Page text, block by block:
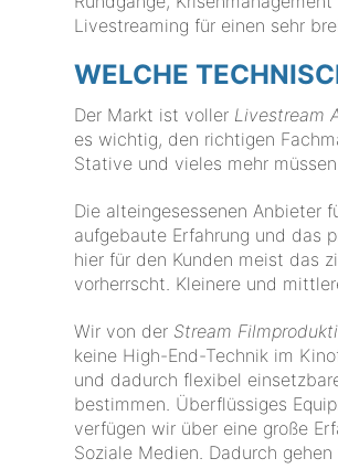
Livestreaming für einen sehr
WELCHE
Der Markt ist voller Livestream
es wichtig, den richtigen
Stative und vieles mehr
Die alteingesessenen Anbieter
aufgebaute Erfahrung und das
hier für den Kunden meist das
vorherrscht. Kleinere und
Wir von der Stream
keine High-End-Technik im
und dadurch flexibel
bestimmen. Überflüssiges
verfügen wir über eine große
Soziale Medien. Dadurch